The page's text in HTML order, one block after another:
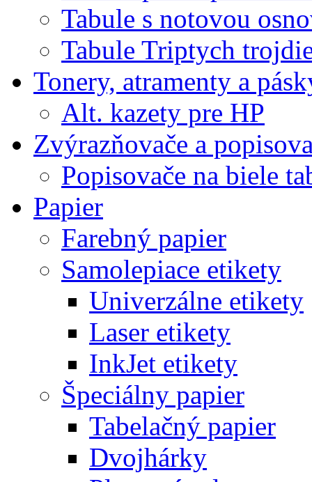
Tabule s notovou
Tabule Triptych
Tonery, atramenty a
Alt. kazety pre HP
Zvýrazňovače a
Popisovače na biele
Papier
Farebný papier
Samolepiace etikety
Univerzálne etikety
Laser etikety
InkJet etikety
Špeciálny papier
Tabelačný papier
Dvojhárky